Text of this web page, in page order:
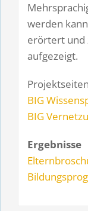
werden
erörtert und
aufgezeigt.
BIG
BIG
Ergebnisse